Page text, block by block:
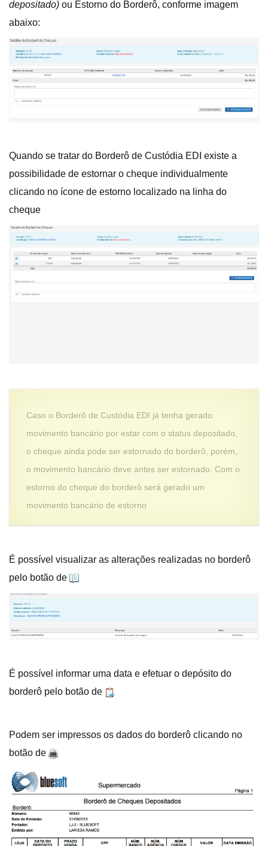
depositado) ou Estorno do Borderô, conforme imagem
abaixo:
Quando se tratar do Borderô de Custódia EDI existe a
possibilidade de estornar o cheque individualmente
clicando no ícone de estorno localizado na linha do
cheque
Caso o Borderô de Custódia EDI já tenha gerado
movimento bancário por estar com o status depositado,
o cheque ainda pode ser estornado do borderô, porém,
o movimento bancário deve antes ser estornado. Com o
estorno do cheque do borderô será gerado um
movimento bancário de estorno
É possível visualizar as alterações realizadas no borderô
pelo botão de
É possível informar uma data e efetuar o depósito do
borderô pelo botão de
Podem ser impressos os dados do borderô clicando no
botão de